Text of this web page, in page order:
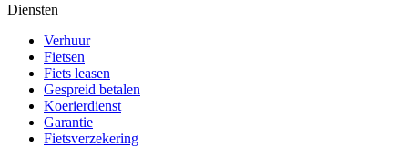
Diensten
Verhuur
Fietsen
Fiets leasen
Gespreid betalen
Koerierdienst
Garantie
Fietsverzekering